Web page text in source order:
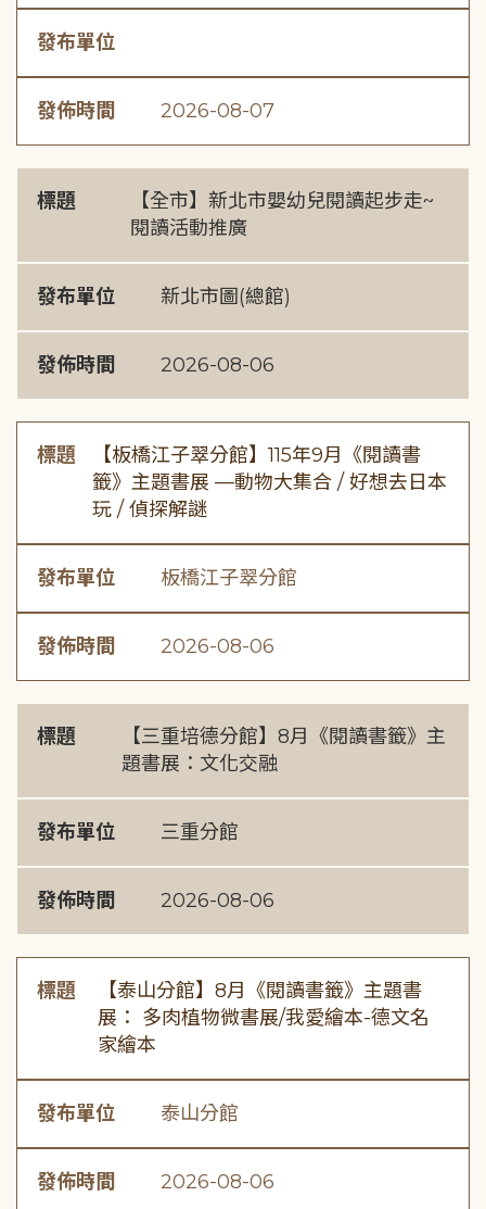
發布單位
發佈時間 2026-08-07
標題
【全市】新北市嬰幼兒閱讀起步走~
閱讀活動推廣
發布單位 新北市圖(總館)
發佈時間 2026-08-06
標題
【板橋江子翠分館】115年9月《閱讀書
籤》主題書展 —動物大集合 / 好想去日本
玩 / 偵探解謎
發布單位 板橋江子翠分館
發佈時間 2026-08-06
標題
【三重培德分館】8月《閱讀書籤》主
題書展：文化交融
發布單位 三重分館
發佈時間 2026-08-06
標題
【泰山分館】8月《閱讀書籤》主題書
展： 多肉植物微書展/我愛繪本-德文名
家繪本
發布單位 泰山分館
發佈時間 2026-08-06